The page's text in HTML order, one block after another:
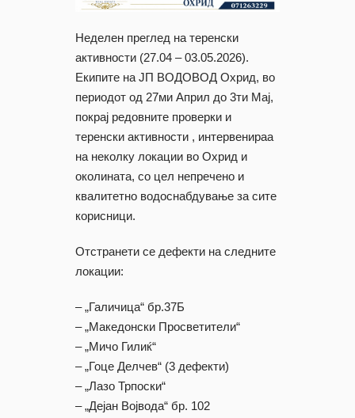
Неделен преглед на теренски
активности (27.04 – 03.05.2026).
Екипите на ЈП ВОДОВОД Охрид, во
периодот од 27ми Април до 3ти Мај,
покрај редовните проверки и
теренски активности , интервенираа
на неколку локации во Охрид и
околината, со цел непречено и
квалитетно водоснабдување за сите
корисници.
Отстранети се дефекти на следните
локации:
– „Галичица“ бр.37Б
– „Македонски Просветители“
– „Мичо Гилиќ“
– „Гоце Делчев“ (3 дефекти)
– „Лазо Трпоски“
– „Дејан Војвода“ бр. 102